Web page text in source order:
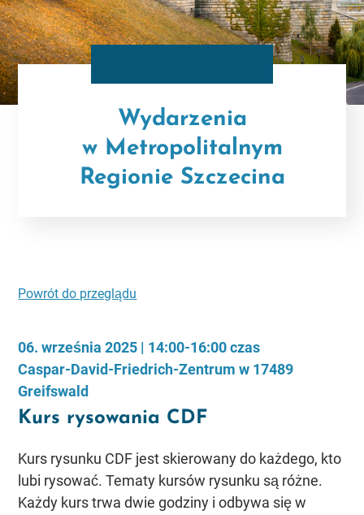
Wydarzenia
w Metropolitalnym
Regionie Szczecina
Powrót do przeglądu
06. września 2025 | 14:00-16:00 czas
Caspar-David-Friedrich-Zentrum w 17489
Greifswald
Kurs rysowania CDF
Kurs rysunku CDF jest skierowany do każdego, kto
lubi rysować. Tematy kursów rysunku są różne.
Każdy kurs trwa dwie godziny i odbywa się w